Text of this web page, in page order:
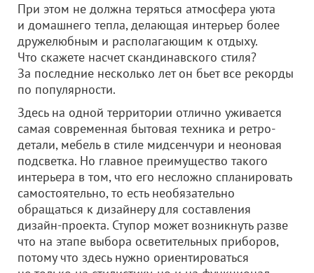
При этом не должна теряться атмосфера уюта
и домашнего тепла, делающая интерьер более
дружелюбным и располагающим к отдыху.
Что скажете насчет скандинавского стиля?
За последние несколько лет он бьет все рекорды
по популярности.
Здесь на одной территории отлично уживается
самая современная бытовая техника и ретро-
детали, мебель в стиле мидсенчури и неоновая
подсветка. Но главное преимущество такого
интерьера в том, что его несложно спланировать
самостоятельно, то есть необязательно
обращаться к дизайнеру для составления
дизайн-проекта. Ступор может возникнуть разве
что на этапе выбора осветительных приборов,
потому что здесь нужно ориентироваться